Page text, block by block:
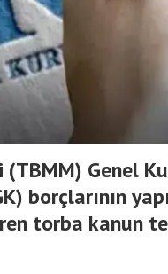
Genel
borçlarının
torba kanun